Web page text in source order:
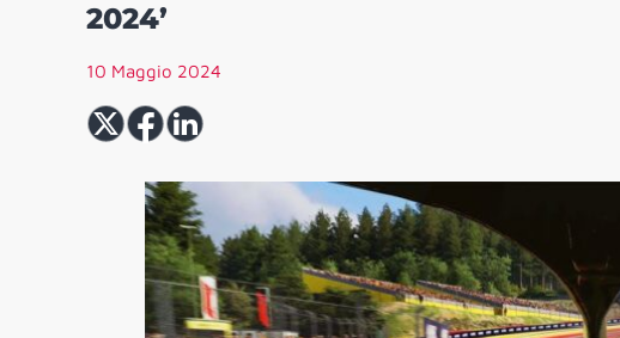
2024’
10 Maggio 2024